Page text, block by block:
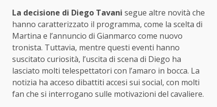
La decisione di Diego Tavani segue altre novità che
hanno caratterizzato il programma, come la scelta di
Martina e l’annuncio di Gianmarco come nuovo
tronista. Tuttavia, mentre questi eventi hanno
suscitato curiosità, l’uscita di scena di Diego ha
lasciato molti telespettatori con l’amaro in bocca. La
notizia ha acceso dibattiti accesi sui social, con molti
fan che si interrogano sulle motivazioni del cavaliere.